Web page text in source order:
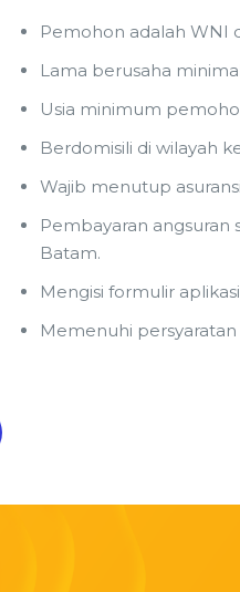
Pemohon adalah WNI
Lama berusaha
Usia minimum
Berdomisili di wilayah
Wajib menutup
Pembayaran
Batam.
Mengisi formulir
Memenuhi